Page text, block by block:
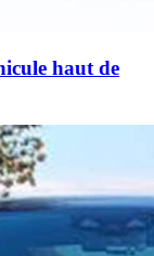
haut de